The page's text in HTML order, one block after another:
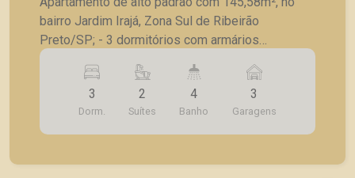
bairro Jardim Irajá, Zona Sul de Ribeirão
Preto/SP; - 3 dormitórios com armários
embutidos, sendo 2 suítes; - Lavabo; - Sala para
2 ambientes com painel; - Varanda gourmet com
churrasqueira e sacada envidraçada; - Cozinha
planejada; - Banheiro de serviços; - Lavanderia; -
3 vagas de garagem. A Piramid tem como
3
Dorm.
2
Suítes
4
Banho
3
Garagens